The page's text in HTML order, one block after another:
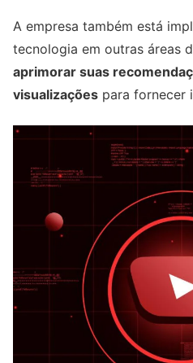
A empresa também está
tecnologia em outras áreas
aprimorar suas
visualizações para fornecer